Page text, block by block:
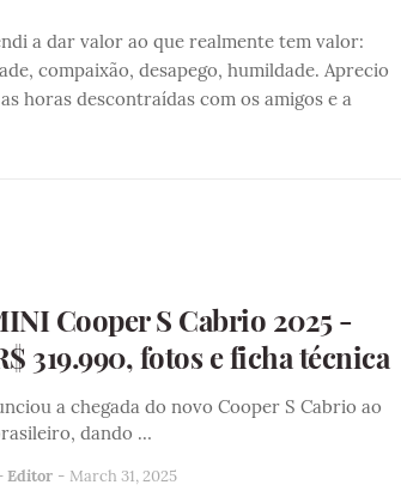
a dar valor ao que realmente tem valor:
compaixão, desapego, humildade. Aprecio
horas descontraídas com os amigos e a
Cooper S Cabrio 2025 -
319.990, fotos e ficha técnica
a chegada do novo Cooper S Cabrio ao
dando …
Editor - March 31, 2025